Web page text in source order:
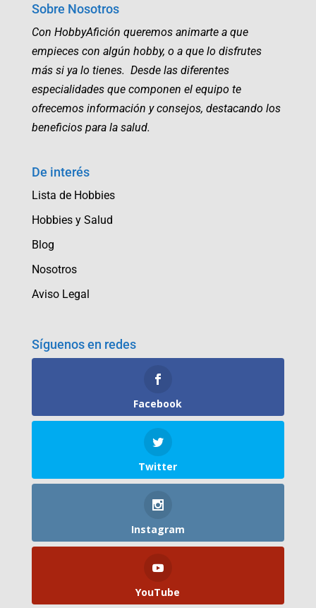
Sobre Nosotros
Con HobbyAfición queremos animarte a que
empieces con algún hobby, o a que lo disfrutes
más si ya lo tienes. Desde las diferentes
especialidades que componen el equipo te
ofrecemos información y consejos, destacando los
beneficios para la salud.
De interés
Lista de Hobbies
Hobbies y Salud
Blog
Nosotros
Aviso Legal
Síguenos en redes
Facebook
Twitter
Instagram
YouTube